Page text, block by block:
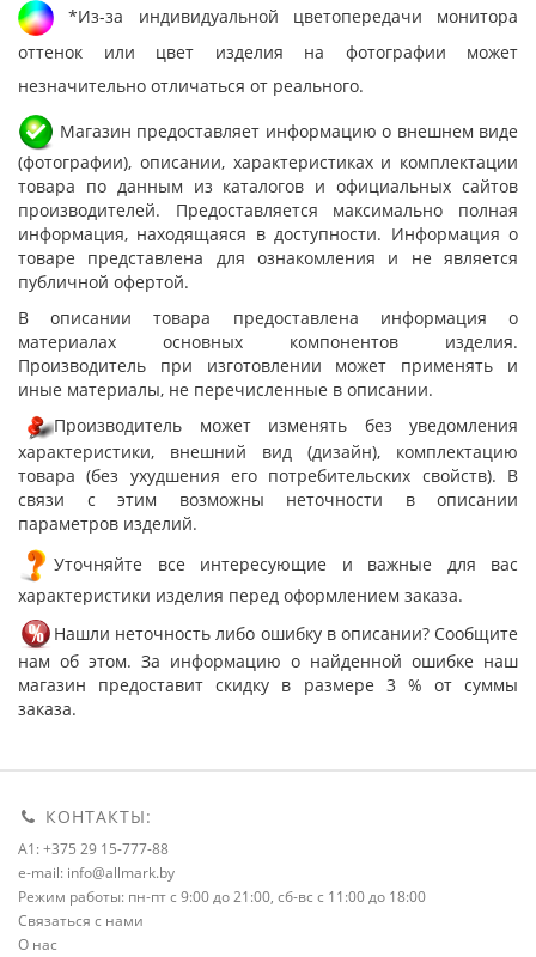
*Из-за индивидуальной цветопередачи монитора
оттенок или цвет изделия на фотографии может
незначительно отличаться от реального.
Магазин предоставляет информацию о внешнем виде
(фотографии), описании, характеристиках и комплектации
товара по данным из каталогов и официальных сайтов
производителей. Предоставляется максимально полная
информация, находящаяся в доступности. Информация о
товаре представлена для ознакомления и не является
публичной офертой.
В описании товара предоставлена информация о
материалах основных компонентов изделия.
Производитель при изготовлении может применять и
иные материалы, не перечисленные в описании.
Производитель может изменять без уведомления
характеристики, внешний вид (дизайн), комплектацию
товара (без ухудшения его потребительских свойств). В
связи с этим возможны неточности в описании
параметров изделий.
Уточняйте все интересующие и важные для вас
характеристики изделия перед оформлением заказа.
Нашли неточность либо ошибку в описании? Сообщите
нам об этом. За информацию о найденной ошибке наш
магазин предоставит скидку в размере 3 % от суммы
заказа.
КОНТАКТЫ:
A1: +375 29 15-777-88
e-mail: info@allmark.by
Режим работы: пн-пт с 9:00 до 21:00, сб-вс с 11:00 до 18:00
Связаться с нами
О нас